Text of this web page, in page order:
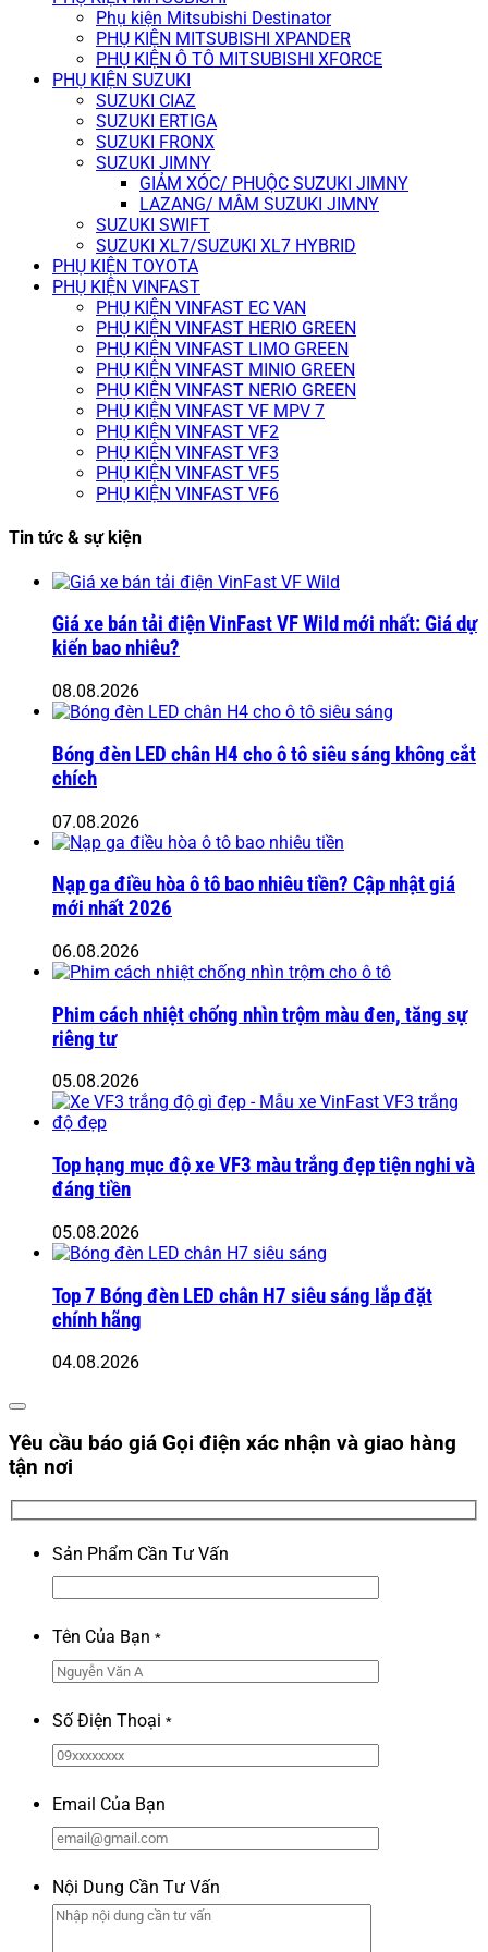
Phụ kiện Mitsubishi Destinator
PHỤ KIỆN MITSUBISHI XPANDER
PHỤ KIỆN Ô TÔ MITSUBISHI XFORCE
PHỤ KIỆN SUZUKI
SUZUKI CIAZ
SUZUKI ERTIGA
SUZUKI FRONX
SUZUKI JIMNY
GIẢM XÓC/ PHUỘC SUZUKI JIMNY
LAZANG/ MÂM SUZUKI JIMNY
SUZUKI SWIFT
SUZUKI XL7/SUZUKI XL7 HYBRID
PHỤ KIỆN TOYOTA
PHỤ KIỆN VINFAST
PHỤ KIỆN VINFAST EC VAN
PHỤ KIỆN VINFAST HERIO GREEN
PHỤ KIỆN VINFAST LIMO GREEN
PHỤ KIỆN VINFAST MINIO GREEN
PHỤ KIỆN VINFAST NERIO GREEN
PHỤ KIỆN VINFAST VF MPV 7
PHỤ KIỆN VINFAST VF2
PHỤ KIỆN VINFAST VF3
PHỤ KIỆN VINFAST VF5
PHỤ KIỆN VINFAST VF6
Tin tức & sự kiện
Giá xe bán tải điện VinFast VF Wild mới nhất: Giá dự
kiến bao nhiêu?
08.08.2026
Bóng đèn LED chân H4 cho ô tô siêu sáng không cắt
chích
07.08.2026
Nạp ga điều hòa ô tô bao nhiêu tiền? Cập nhật giá
mới nhất 2026
06.08.2026
Phim cách nhiệt chống nhìn trộm màu đen, tăng sự
riêng tư
05.08.2026
Top hạng mục độ xe VF3 màu trắng đẹp tiện nghi và
đáng tiền
05.08.2026
Top 7 Bóng đèn LED chân H7 siêu sáng lắp đặt
chính hãng
04.08.2026
Yêu cầu báo giá Gọi điện xác nhận và giao hàng
tận nơi
Sản Phẩm Cần Tư Vấn
Tên Của Bạn *
Số Điện Thoại *
Email Của Bạn
Nội Dung Cần Tư Vấn